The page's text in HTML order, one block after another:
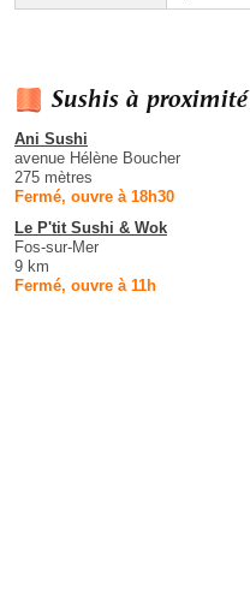
Sushis à proximité
Ani Sushi
avenue Hélène Boucher
275 mètres
Fermé, ouvre à 18h30
Le P'tit Sushi & Wok
Fos-sur-Mer
9 km
Fermé, ouvre à 11h